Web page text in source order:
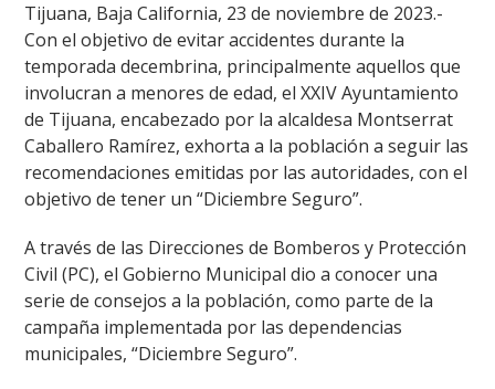
Tijuana, Baja California, 23 de noviembre de 2023.-
Con el objetivo de evitar accidentes durante la
temporada decembrina, principalmente aquellos que
involucran a menores de edad, el XXIV Ayuntamiento
de Tijuana, encabezado por la alcaldesa Montserrat
Caballero Ramírez, exhorta a la población a seguir las
recomendaciones emitidas por las autoridades, con el
objetivo de tener un “Diciembre Seguro”.
A través de las Direcciones de Bomberos y Protección
Civil (PC), el Gobierno Municipal dio a conocer una
serie de consejos a la población, como parte de la
campaña implementada por las dependencias
municipales, “Diciembre Seguro”.